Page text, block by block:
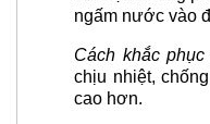
ngấm nước vào
Cách khắc phục
chịu nhiệt,
cao hơn.